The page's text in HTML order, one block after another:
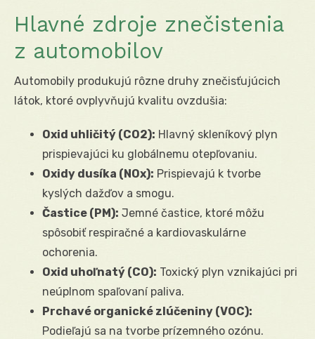
Hlavné zdroje znečistenia
z automobilov
Automobily produkujú rôzne druhy znečisťujúcich
látok, ktoré ovplyvňujú kvalitu ovzdušia:
Oxid uhličitý (CO2): Hlavný skleníkový plyn
prispievajúci ku globálnemu otepľovaniu.
Oxidy dusíka (NOx): Prispievajú k tvorbe
kyslých dažďov a smogu.
Častice (PM): Jemné častice, ktoré môžu
spôsobiť respiračné a kardiovaskulárne
ochorenia.
Oxid uhoľnatý (CO): Toxický plyn vznikajúci pri
neúplnom spaľovaní paliva.
Prchavé organické zlúčeniny (VOC):
Podieľajú sa na tvorbe prízemného ozónu.